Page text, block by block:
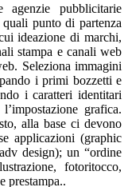
agenzie pubblicitarie
punto di partenza
ideazione di marchi,
stampa e canali web
Seleziona immagini
i primi bozzetti e
i caratteri identitari
grafica.
alla base ci devono
applicazioni (graphic
design); un “ordine
fotoritocco,
prestampa..